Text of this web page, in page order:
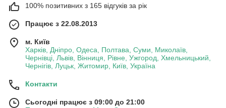
100% позитивних з 165 відгуків за рік
Працює з 22.08.2013
м. Київ
Харків, Дніпро, Одеса, Полтава, Суми, Миколаїв,
Чернівці, Львів, Вінниця, Рівне, Ужгород, Хмельницький,
Чернігів, Луцьк, Житомир, Київ, Україна
Контакти
Сьогодні працює з 09:00 до 21:00